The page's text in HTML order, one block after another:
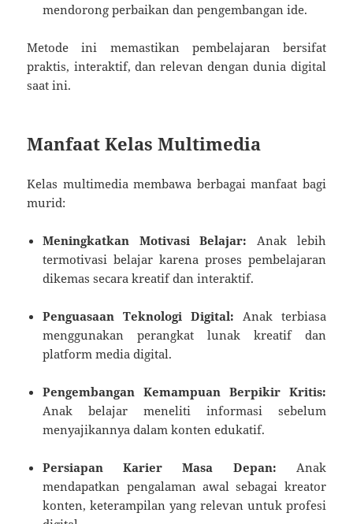
mendorong perbaikan dan pengembangan ide.
Metode ini memastikan pembelajaran bersifat
praktis, interaktif, dan relevan dengan dunia digital
saat ini.
Manfaat Kelas Multimedia
Kelas multimedia membawa berbagai manfaat bagi
murid:
Meningkatkan Motivasi Belajar: Anak lebih
termotivasi belajar karena proses pembelajaran
dikemas secara kreatif dan interaktif.
Penguasaan Teknologi Digital: Anak terbiasa
menggunakan perangkat lunak kreatif dan
platform media digital.
Pengembangan Kemampuan Berpikir Kritis:
Anak belajar meneliti informasi sebelum
menyajikannya dalam konten edukatif.
Persiapan Karier Masa Depan: Anak
mendapatkan pengalaman awal sebagai kreator
konten, keterampilan yang relevan untuk profesi